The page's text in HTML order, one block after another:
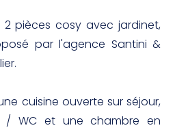
pièces cosy avec jardinet,
par l'agence Santini &
cuisine ouverte sur séjour,
/ WC et une chambre en